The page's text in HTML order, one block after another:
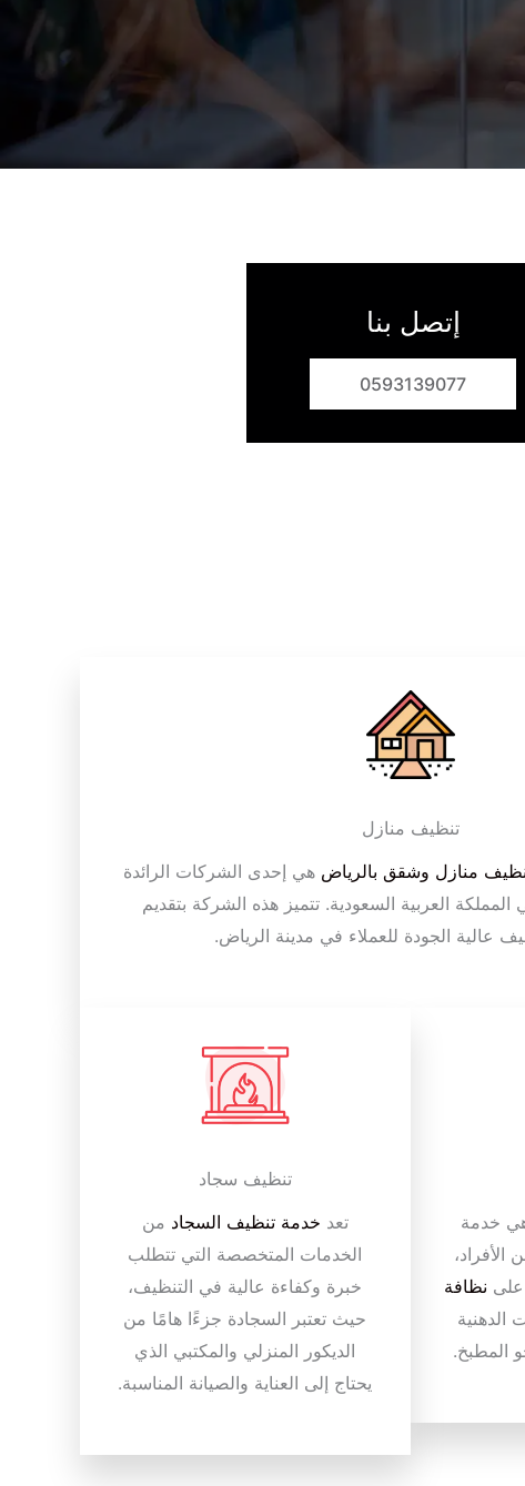
إتصل بنا
0593139077
تنظيف منازل
منازل وشقق بالرياض هي إحدى الشركات الرائدة
العربية السعودية. تتميز هذه الشركة بتقديم
عالية الجودة للعملاء في مدينة الرياض.
خدمة
الأفراد،
نظافة
الدهنية
المطبخ.
تنظيف سجاد
تعد خدمة تنظيف السجاد من
الخدمات المتخصصة التي تتطلب
خبرة وكفاءة عالية في التنظيف،
حيث تعتبر السجادة جزءًا هامًا من
الديكور المنزلي والمكتبي الذي
يحتاج إلى العناية والصيانة المناسبة.